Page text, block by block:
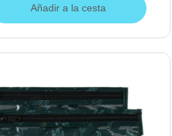
Añadir a la cesta